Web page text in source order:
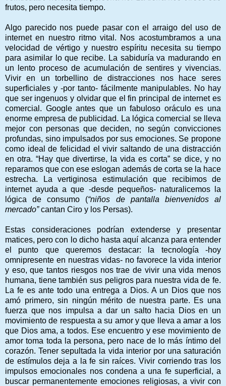
frutos, pero necesita tiempo.
Algo parecido nos puede pasar con el arraigo del uso de
internet en nuestro ritmo vital. Nos acostumbramos a una
velocidad de vértigo y nuestro espíritu necesita su tiempo
para asimilar lo que recibe. La sabiduría va madurando en
un lento proceso de acumulación de sentires y vivencias.
Vivir en un torbellino de distracciones nos hace seres
superficiales y -por tanto- fácilmente manipulables. No hay
que ser ingenuos y olvidar que el fin principal de internet es
comercial. Google antes que un fabuloso oráculo es una
enorme empresa de publicidad. La lógica comercial se lleva
mejor con personas que deciden, no según convicciones
profundas, sino impulsados por sus emociones. Se propone
como ideal de felicidad el vivir saltando de una distracción
en otra. “Hay que divertirse, la vida es corta” se dice, y no
reparamos que con ese eslogan además de corta se la hace
estrecha. La vertiginosa estimulación que recibimos de
internet ayuda a que -desde pequeños- naturalicemos la
lógica de consumo (“niños de pantalla bienvenidos al
mercado”cantan Ciro y los Persas).
Estas consideraciones podrían extenderse y presentar
matices, pero con lo dicho hasta aquí alcanza para entender
el punto que queremos destacar: la tecnología -hoy
omnipresente en nuestras vidas- no favorece la vida interior
y eso, que tantos riesgos nos trae de vivir una vida menos
humana, tiene también sus peligros para nuestra vida de fe.
La fe es ante todo una entrega a Dios. A un Dios que nos
amó primero, sin ningún mérito de nuestra parte. Es una
fuerza que nos impulsa a dar un salto hacia Dios en un
movimiento de respuesta a su amor y que lleva a amar a los
que Dios ama, a todos. Ese encuentro y ese movimiento de
amor toma toda la persona, pero nace de lo más íntimo del
corazón. Tener sepultada la vida interior por una saturación
de estímulos deja a la fe sin raíces. Vivir corriendo tras los
impulsos emocionales nos condena a una fe superficial, a
buscar permanentemente emociones religiosas, a vivir con